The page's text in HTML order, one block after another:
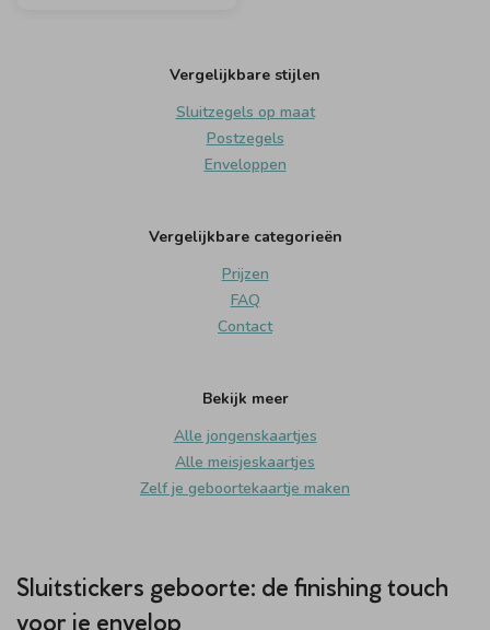
Vergelijkbare stijlen
Sluitzegels op maat
Postzegels
Enveloppen
Vergelijkbare categorieën
Prijzen
FAQ
Contact
Bekijk meer
Alle jongenskaartjes
Alle meisjeskaartjes
Zelf je geboortekaartje maken
Sluitstickers geboorte: de finishing touch
voor je envelop